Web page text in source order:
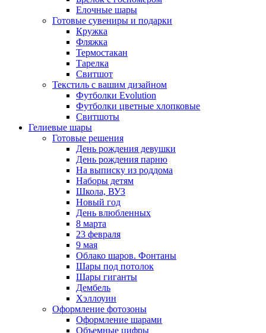
Елочные шары
Готовые сувениры и подарки
Кружка
Фляжка
Термостакан
Тарелка
Свитшот
Текстиль с вашим дизайном
Футболки Evolution
Футболки цветные хлопковые
Свитшоты
Гелиевые шары
Готовые решения
День рождения девушки
День рождения парню
На выписку из роддома
Наборы детям
Школа, ВУЗ
Новый год
День влюбленных
8 марта
23 февраля
9 мая
Облако шаров. Фонтаны
Шары под потолок
Шары гиганты
Дембель
Хэллоуин
Оформление фотозоны
Оформление шарами
Объемные цифры